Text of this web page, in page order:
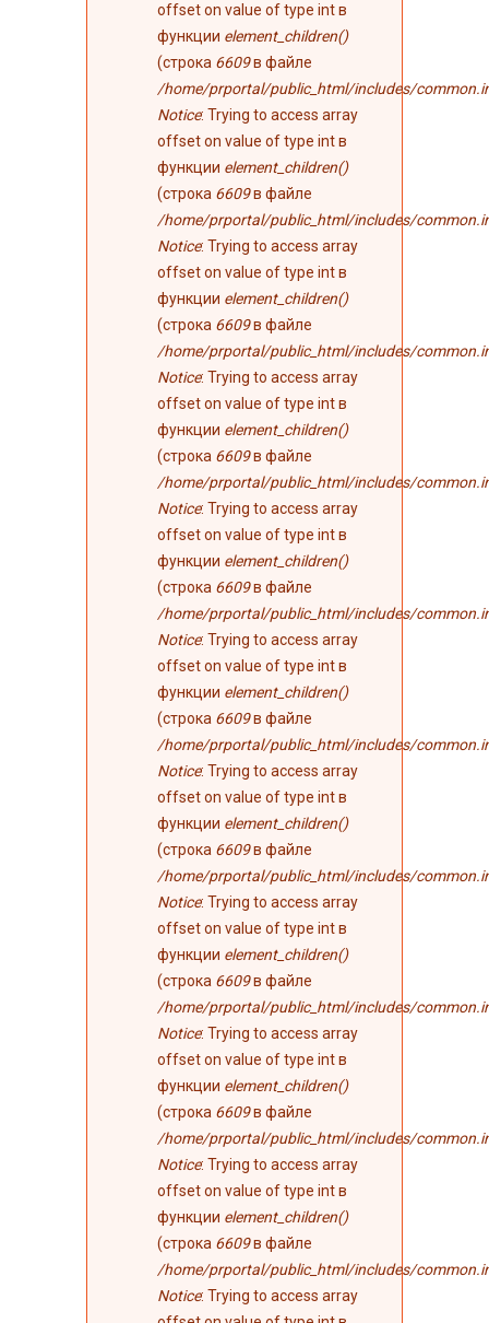
offset on value of type int в
функции element_children()
(строка 6609в файле
/home/prportal/public_html/includes/
Notice: Trying to access array
offset on value of type int в
функции element_children()
(строка 6609в файле
/home/prportal/public_html/includes/
Notice: Trying to access array
offset on value of type int в
функции element_children()
(строка 6609в файле
/home/prportal/public_html/includes/
Notice: Trying to access array
offset on value of type int в
функции element_children()
(строка 6609в файле
/home/prportal/public_html/includes/
Notice: Trying to access array
offset on value of type int в
функции element_children()
(строка 6609в файле
/home/prportal/public_html/includes/
Notice: Trying to access array
offset on value of type int в
функции element_children()
(строка 6609в файле
/home/prportal/public_html/includes/
Notice: Trying to access array
offset on value of type int в
функции element_children()
(строка 6609в файле
/home/prportal/public_html/includes/
Notice: Trying to access array
offset on value of type int в
функции element_children()
(строка 6609в файле
/home/prportal/public_html/includes/
Notice: Trying to access array
offset on value of type int в
функции element_children()
(строка 6609в файле
/home/prportal/public_html/includes/
Notice: Trying to access array
offset on value of type int в
функции element_children()
(строка 6609в файле
/home/prportal/public_html/includes/
Notice: Trying to access array